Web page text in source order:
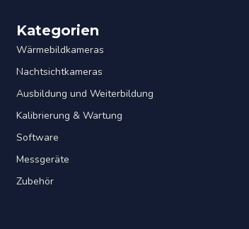
Kategorien
Wärmebildkameras
Nachtsichtkameras
Ausbildung und Weiterbildung
Kalibrierung & Wartung
Software
Messgeräte
Zubehör